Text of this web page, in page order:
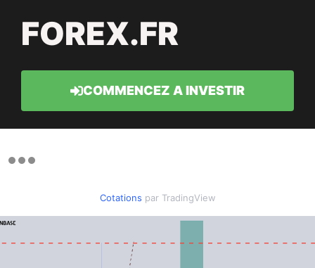
FOREX.FR
COMMENCEZ A INVESTIR
Cotations par TradingView